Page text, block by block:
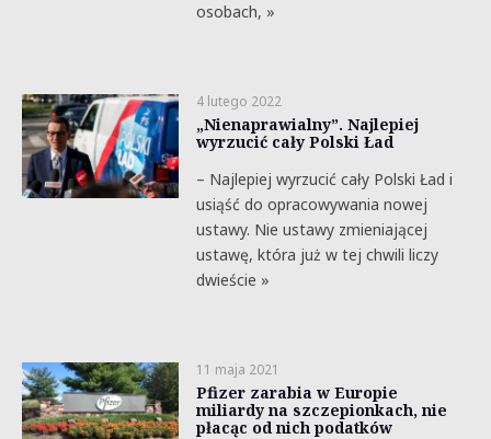
osobach, »
4 lutego 2022
„Nienaprawialny”. Najlepiej
wyrzucić cały Polski Ład
– Najlepiej wyrzucić cały Polski Ład i
usiąść do opracowywania nowej
ustawy. Nie ustawy zmieniającej
ustawę, która już w tej chwili liczy
dwieście »
11 maja 2021
Pfizer zarabia w Europie
miliardy na szczepionkach, nie
płacąc od nich podatków